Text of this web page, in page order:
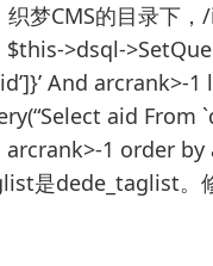
织梦CMS的目录下
>dsql-
And
aid From
arcrank>-1 order
是dede_taglist。